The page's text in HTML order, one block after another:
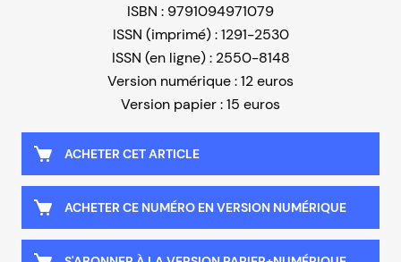
ISBN : 9791094971079
ISSN (imprimé) : 1291-2530
ISSN (en ligne) : 2550-8148
Version numérique : 12 euros
Version papier : 15 euros
ACHETER CET ARTICLE
ACHETER CE NUMÉRO EN VERSION NUMÉRIQUE